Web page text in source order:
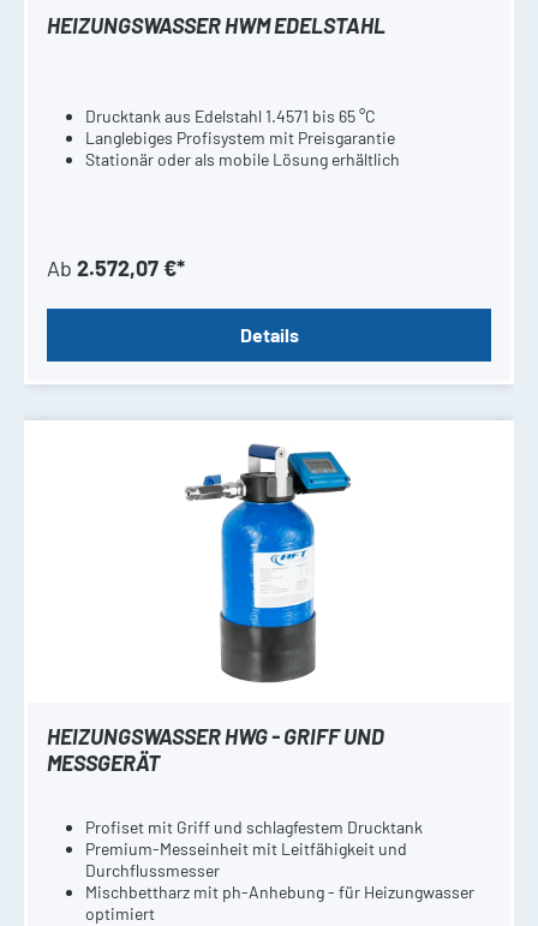
HEIZUNGSWASSER HWM EDELSTAHL
Drucktank aus Edelstahl 1.4571 bis 65 °C
Langlebiges Profisystem mit Preisgarantie
Stationär oder als mobile Lösung erhältlich
Ab 2.572,07 €*
Details
HEIZUNGSWASSER HWG - GRIFF UND
MESSGERÄT
Profiset mit Griff und schlagfestem Drucktank
Premium-Messeinheit mit Leitfähigkeit und
Durchflussmesser
Mischbettharz mit ph-Anhebung - für Heizungwasser
optimiert